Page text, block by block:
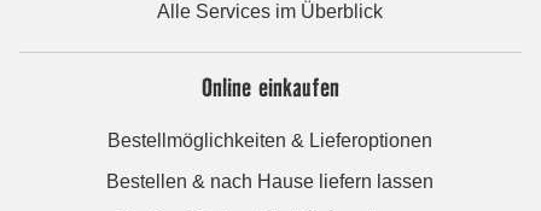
Alle Services im Überblick
Online einkaufen
Bestellmöglichkeiten & Lieferoptionen
Bestellen & nach Hause liefern lassen